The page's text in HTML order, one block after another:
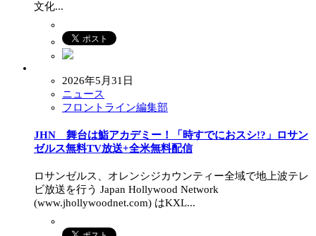
文化...
2026年5月31日
ニュース
フロントライン編集部
JHN 舞台は鮨アカデミー！「時すでにおスシ!?」ロサン
ゼルス無料TV放送+全米無料配信
ロサンゼルス、オレンシジカウンティー全域で地上波テレ
ビ放送を行う Japan Hollywood Network
(www.jhollywoodnet.com) はKXL...